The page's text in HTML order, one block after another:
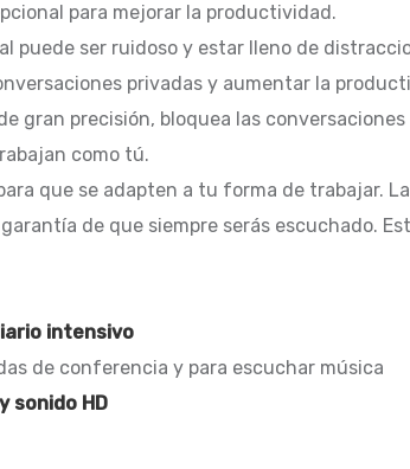
para mejorar la productividad.
puede ser ruidoso y estar lleno de
privadas y aumentar la
gran precisión, bloquea las conversaciones
como tú.
que se adapten a tu forma de trabajar.
de que siempre serás escuchado.
intensivo
de conferencia y para escuchar música
sonido HD